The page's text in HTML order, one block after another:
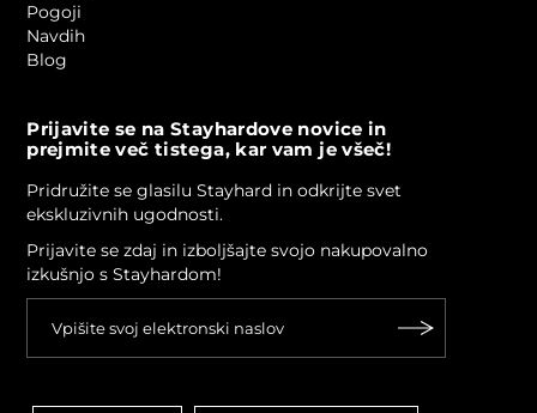
Pogoji
Navdih
Blog
Prijavite se na Stayhardove novice in
prejmite več tistega, kar vam je všeč!
Pridružite se glasilu Stayhard in odkrijte svet
ekskluzivnih ugodnosti.
Prijavite se zdaj in izboljšajte svojo nakupovalno
izkušnjo s Stayhardom!